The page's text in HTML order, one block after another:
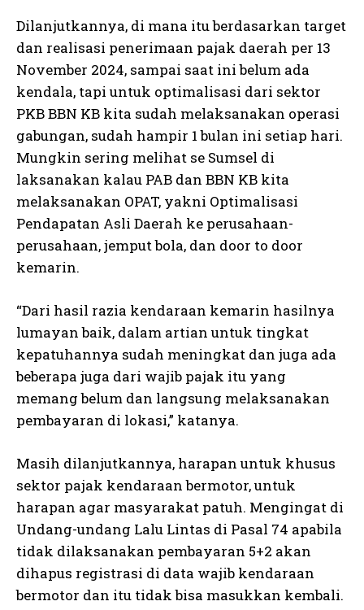
Dilanjutkannya, di mana itu berdasarkan target
dan realisasi penerimaan pajak daerah per 13
November 2024, sampai saat ini belum ada
kendala, tapi untuk optimalisasi dari sektor
PKB BBN KB kita sudah melaksanakan operasi
gabungan, sudah hampir 1 bulan ini setiap hari.
Mungkin sering melihat se Sumsel di
laksanakan kalau PAB dan BBN KB kita
melaksanakan OPAT, yakni Optimalisasi
Pendapatan Asli Daerah ke perusahaan-
perusahaan, jemput bola, dan door to door
kemarin.
“Dari hasil razia kendaraan kemarin hasilnya
lumayan baik, dalam artian untuk tingkat
kepatuhannya sudah meningkat dan juga ada
beberapa juga dari wajib pajak itu yang
memang belum dan langsung melaksanakan
pembayaran di lokasi,” katanya.
Masih dilanjutkannya, harapan untuk khusus
sektor pajak kendaraan bermotor, untuk
harapan agar masyarakat patuh. Mengingat di
Undang-undang Lalu Lintas di Pasal 74 apabila
tidak dilaksanakan pembayaran 5+2 akan
dihapus registrasi di data wajib kendaraan
bermotor dan itu tidak bisa masukkan kembali.